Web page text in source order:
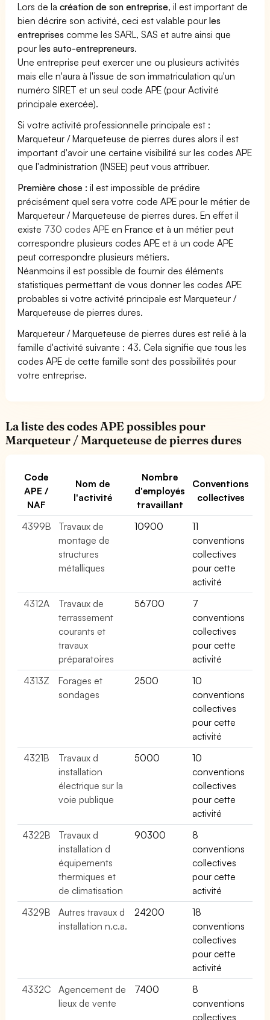
Lors de lacréation de son entreprise, il est important de
bien décrire son activité, ceci est valable pourles
entreprises comme les SARL, SAS et autre ainsi que
pourles auto-entrepreneurs.
Une entreprise peut exercer une ou plusieurs activités
mais elle n'aura à l'issue de son immatriculation qu'un
numéro SIRET et un seul code APE (pour Activité
principale exercée).
Si votre activité professionnelle principale est :
Marqueteur / Marqueteuse de pierres dures alors il est
important d'avoir une certaine visibilité sur les codes APE
que l'administration (INSEE) peut vous attribuer.
Première chose : il est impossible de prédire
précisément quel sera votre code APE pour le métier de
Marqueteur / Marqueteuse de pierres dures. En effet il
existe 730 codes APE en France et à un métier peut
correspondre plusieurs codes APE et à un code APE
peut correspondre plusieurs métiers.
Néanmoins il est possible de fournir des éléments
statistiques permettant de vous donner les codes APE
probables si votre activité principale est Marqueteur /
Marqueteuse de pierres dures.
Marqueteur / Marqueteuse de pierres dures est relié à la
famille d'activité suivante : 43. Cela signifie que tous les
codes APE de cette famille sont des possibilités pour
votre entreprise.
La liste des codes APE possibles pour
Marqueteur / Marqueteuse de pierres dures
Code
APE /
NAF
Nom de
l'activité
Nombre
d'employés
travaillant
Conventions
collectives
4399B
Travaux de
montage de
structures
métalliques
10900
11
conventions
collectives
pour cette
activité
4312A
Travaux de
terrassement
courants et
travaux
préparatoires
56700
7
conventions
collectives
pour cette
activité
4313Z
Forages et
sondages
2500
10
conventions
collectives
pour cette
activité
4321B
Travaux d
installation
électrique sur la
voie publique
5000
10
conventions
collectives
pour cette
activité
4322B
Travaux d
installation d
équipements
thermiques et
de climatisation
90300
8
conventions
collectives
pour cette
activité
4329B
Autres travaux d
installation n.c.a.
24200
18
conventions
collectives
pour cette
activité
4332C
Agencement de
lieux de vente
7400
8
conventions
collectives